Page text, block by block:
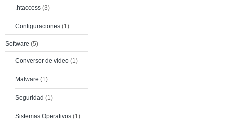
.htaccess (3)
Configuraciones (1)
Software (5)
Conversor de vídeo (1)
Malware (1)
Seguridad (1)
Sistemas Operativos (1)